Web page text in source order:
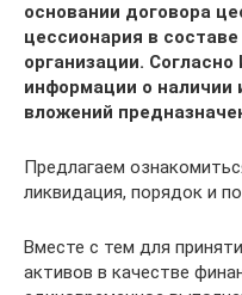
основании договора
цессионария в
организации.
информации о
вложений
Предлагаем
ликвидация, порядок и
Вместе с тем для
активов в качестве